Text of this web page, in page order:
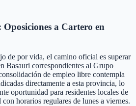
a Cartero en
de por vida, el camino oficial es superar
Basauri correspondientes al Grupo
de empleo libre contempla
directamente a esta provincia, lo
oportunidad para residentes locales de
horarios regulares de lunes a viernes.